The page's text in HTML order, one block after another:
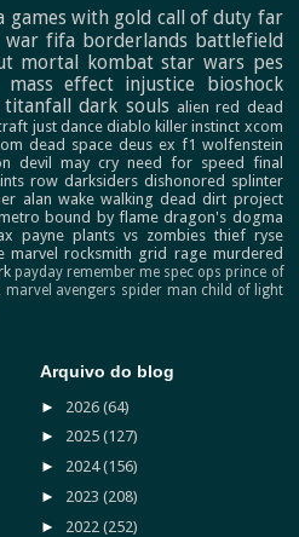
games with gold call of duty far
war fifa borderlands battlefield
mortal kombat star wars pes
mass effect injustice bioshock
titanfall dark souls alien red dead
just dance diablo killer instinct xcom
dead space deus ex f1 wolfenstein
devil may cry need for speed final
row darksiders dishonored splinter
alan wake walking dead dirt project
bound by flame dragon's dogma
payne plants vs zombies thief ryse
marvel rocksmith grid rage murdered
payday remember me spec ops prince of
marvel avengers spider man child of light
Arquivo do blog
► 2026 (64)
► 2025 (127)
► 2024(156)
► 2023 (208)
► 2022 (252)